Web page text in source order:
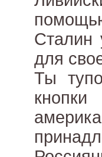
Сталин
для
Ты